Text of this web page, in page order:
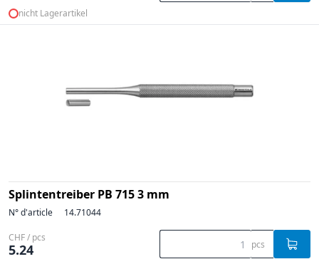
nicht Lagerartikel
Splintentreiber PB 715 3 mm
N° d'article 14.71044
CHF / pcs
5.24 pcs